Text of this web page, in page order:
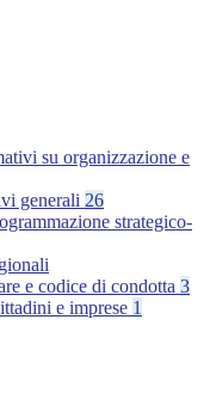
su organizzazione e
generali 26
strategico-
e codice di condotta 3
e imprese 1